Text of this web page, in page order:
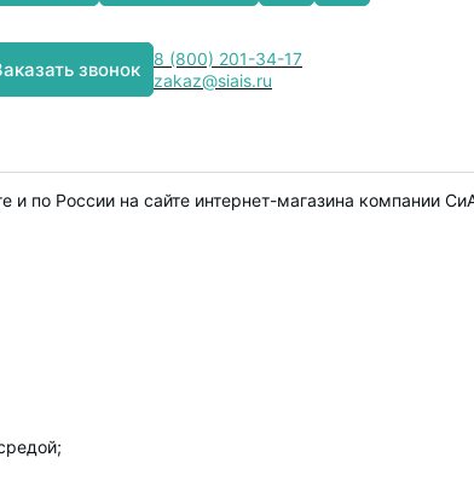
звонок
8 (800) 201-34-17
zakaz@siais.ru
по России на сайте интернет-магазина компании